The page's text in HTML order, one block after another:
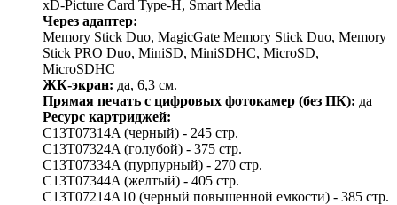
xD-Picture Card Type-H, Smart Media
Через адаптер:
Memory Stick Duo, MagicGate Memory Stick Duo, Memory
Stick PRO Duo, MiniSD, MiniSDHC, MicroSD,
MicroSDHC
ЖК-экран: да, 6,3 см.
Прямая печать с цифровых фотокамер (без ПК): да
Ресурс картриджей:
C13T07314A (черный) - 245 стр.
C13T07324A (голубой) - 375 стр.
C13T07334A (пурпурный) - 270 стр.
C13T07344A (желтый) - 405 стр.
C13T07214A10 (черный повышенной емкости) - 385 стр.